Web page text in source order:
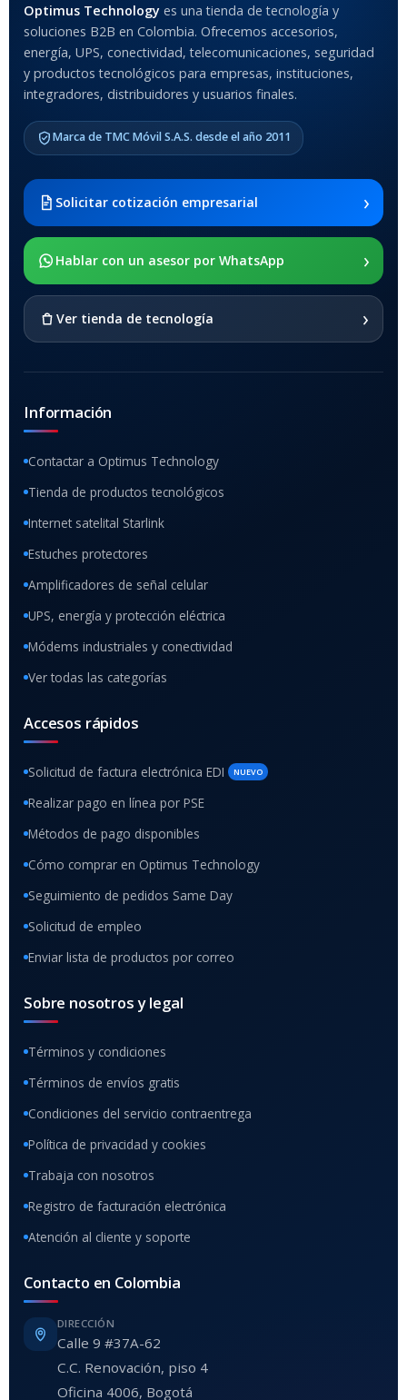
Anti-Shock
MODELO DE TABLETS
COMPATIBLES
2021 SM-x200 / Samsung
Galaxy Tab A8 10.5 2021 SM-
x205
SOPORTE DE APOYO
Optimus Technology es una tienda de tecnología y
soluciones B2B en Colombia. Ofrecemos accesorios,
energía, UPS, conectividad, telecomunicaciones, seguridad
y productos tecnológicos para empresas, instituciones,
integradores, distribuidores y usuarios finales.
Marca de TMC Móvil S.A.S. desde el año 2011
Solicitar cotización empresarial ›
Hablar con un asesor por WhatsApp ›
Ver tienda de tecnología ›
Información
Contactar a Optimus Technology
Tienda de productos tecnológicos
Internet satelital Starlink
Estuches protectores
Amplificadores de señal celular
UPS, energía y protección eléctrica
Módems industriales y conectividad
Ver todas las categorías
Accesos rápidos
Solicitud de factura electrónica EDI NUEVO
Realizar pago en línea por PSE
Métodos de pago disponibles
Cómo comprar en Optimus Technology
Seguimiento de pedidos Same Day
Solicitud de empleo
Enviar lista de productos por correo
Sobre nosotros y legal
Términos y condiciones
Términos de envíos gratis
Condiciones del servicio contraentrega
Política de privacidad y cookies
Trabaja con nosotros
Registro de facturación electrónica
Atención al cliente y soporte
Contacto en Colombia
DIRECCIÓN
Calle 9 #37A-62
C.C. Renovación, piso 4
Oficina 4006, Bogotá